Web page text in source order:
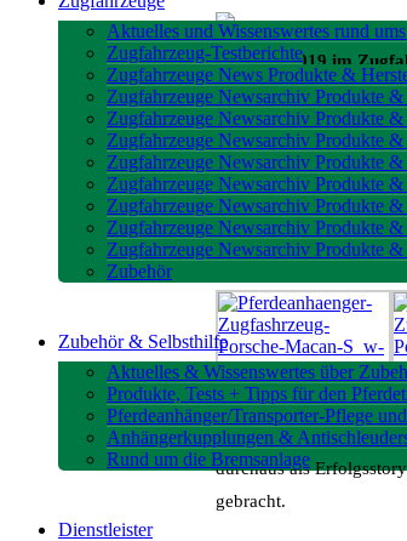
Aktuelles und Wissenswertes rund
Zugfahrzeug-Testberichte
Zugfahrzeuge News Produkte &
Zugfahrzeuge Newsarchiv Produkte
Zugfahrzeuge Newsarchiv Produkte
Zugfahrzeuge Newsarchiv Produkte
Zugfahrzeuge Newsarchiv Produkte
Zugfahrzeuge Newsarchiv Produkte &
Zugfahrzeuge Newsarchiv Produkte
Zugfahrzeuge Newsarchiv Produkte
Zugfahrzeuge Newsarchiv Produkte
Zubehör
Zubehör & Selbsthilfe
Aktuelles & Wissenswertes über
Produkte, Tests + Tipps für den
Pferdeanhänger/Transporter-Pflege
Anhängerkupplungen &
Rund um die Bremsanlage
Dienstleister
Sommer 2019 im
herrscht alles andere
bringen und mit 2,4
Serienausstattung ist
Nach den großen
verraten –
Mit dem Ausstieg aus
durchaus als
gebracht.